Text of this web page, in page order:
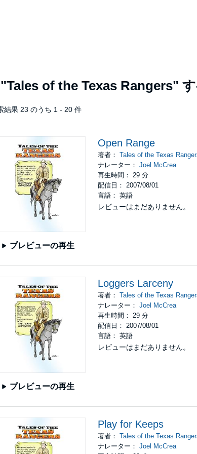
"Tales of the Texas Rangers"
結果 23 のうち 1 - 20 件
プレビューの再生
Open Range
著者：Tales of the Texas
ナレーター：Joel McCrea
再生時間： 29 分
配信日： 2007/08/01
言語： 英語
レビューはまだありません。
プレビューの再生
Loggers Larceny
著者：Tales of the Texas
ナレーター：Joel McCrea
再生時間： 29 分
配信日： 2007/08/01
言語： 英語
レビューはまだありません。
Play for Keeps
著者：Tales of the Texas
ナレーター：Joel McCrea